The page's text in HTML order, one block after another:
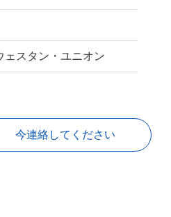
ェスタン・ユニオン
今連絡してください